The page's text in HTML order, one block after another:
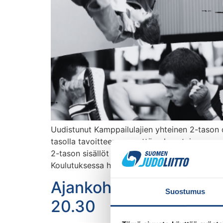
Suostumus
Uudistunut Kamppailulajien yhteinen 2-
tasolla tavoitteena on, että valmentaja osaa
2-tason sisällöt keskittyvät
Koulutuksessa harjoituksia tehdään niin
20.30